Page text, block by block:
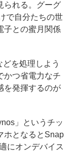
られる。グーグ
で自分たちの世
子との蜜月関係
を処理しよう
かつ省電力なチ
を発揮するのが
」というチッ
ホとなるとSnap
にオンデバイス